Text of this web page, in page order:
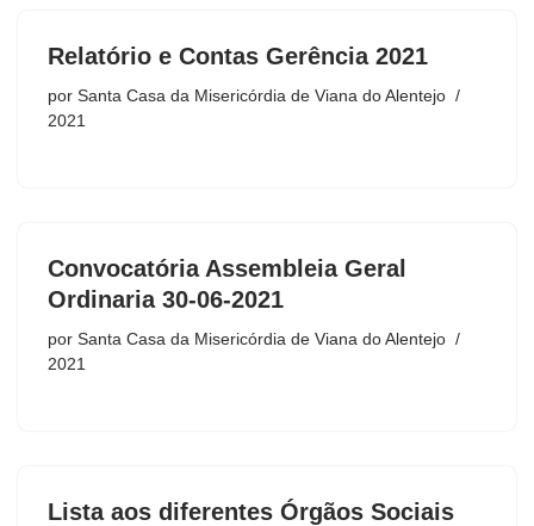
Relatório e Contas Gerência 2021
por Santa Casa da Misericórdia de Viana do Alentejo
2021
Convocatória Assembleia Geral
Ordinaria 30-06-2021
por Santa Casa da Misericórdia de Viana do Alentejo
2021
Lista aos diferentes Órgãos Sociais